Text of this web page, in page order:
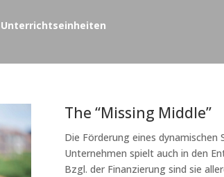
Unterrichtseinheiten
The “Missing Middle”
Die Förderung eines
Unternehmen spielt auch in den
Bzgl. der Finanzierung sind sie